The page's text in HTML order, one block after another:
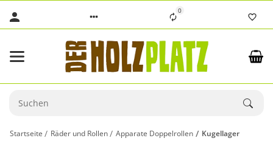
0
Startseite Räder und Rollen Apparate Doppelrollen Kugellager